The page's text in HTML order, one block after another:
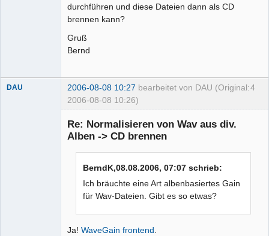
durchführen und diese Dateien dann als CD
brennen kann?
Gruß
Bernd
4
DAU 2006-08-08 10:27 bearbeitet von DAU (Original:
2006-08-08 10:26)
Re: Normalisieren von Wav aus div.
Alben -> CD brennen
BerndK,08.08.2006, 07:07 schrieb:
Ich bräuchte eine Art albenbasiertes Gain
für Wav-Dateien. Gibt es so etwas?
Ja! WaveGain frontend